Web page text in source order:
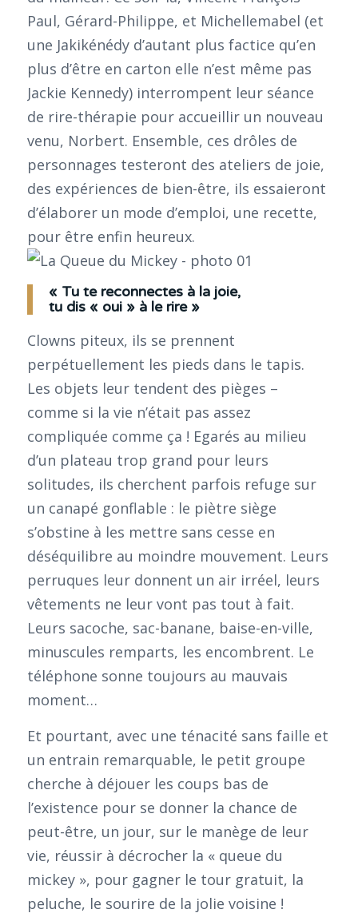
Paul, Gérard-Philippe, et Michellemabel (et
une Jakikénédy d’autant plus factice qu’en
plus d’être en carton elle n’est même pas
Jackie Kennedy) interrompent leur séance
de rire-thérapie pour accueillir un nouveau
venu, Norbert. Ensemble, ces drôles de
personnages testeront des ateliers de joie,
des expériences de bien-être, ils essaieront
d’élaborer un mode d’emploi, une recette,
pour être enfin heureux.
« Tu te reconnectes à la joie,
tu dis « oui » à le rire »
Clowns piteux, ils se prennent
perpétuellement les pieds dans le tapis.
Les objets leur tendent des pièges –
comme si la vie n’était pas assez
compliquée comme ça ! Egarés au milieu
d’un plateau trop grand pour leurs
solitudes, ils cherchent parfois refuge sur
un canapé gonflable : le piètre siège
s’obstine à les mettre sans cesse en
déséquilibre au moindre mouvement. Leurs
perruques leur donnent un air irréel, leurs
vêtements ne leur vont pas tout à fait.
Leurs sacoche, sac-banane, baise-en-ville,
minuscules remparts, les encombrent. Le
téléphone sonne toujours au mauvais
moment…
Et pourtant, avec une ténacité sans faille et
un entrain remarquable, le petit groupe
cherche à déjouer les coups bas de
l’existence pour se donner la chance de
peut-être, un jour, sur le manège de leur
vie, réussir à décrocher la « queue du
mickey », pour gagner le tour gratuit, la
peluche, le sourire de la jolie voisine !